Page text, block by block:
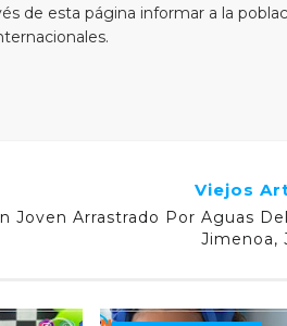
de esta página informar a la
Viejos
Joven Arrastrado Por Aguas
Jimenoa,